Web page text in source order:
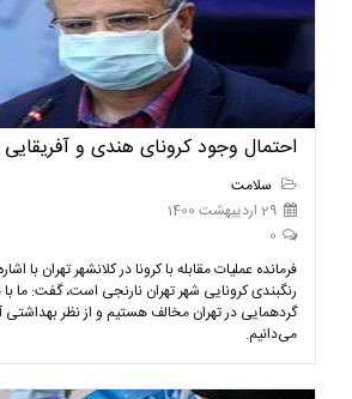
احتمال وجود کرونای هندی و آفریقایی
سلامت
29 اردیبهشت 1400
0
فرمانده عملیات مقابله با کرونا در کلانشهر تهران با
رنگبندی کرونایی شهر تهران نارنجی است، گفت: ما با
گردهمایی در تهران مخالف هستیم و از نظر بهداشتی
می‌دانیم.